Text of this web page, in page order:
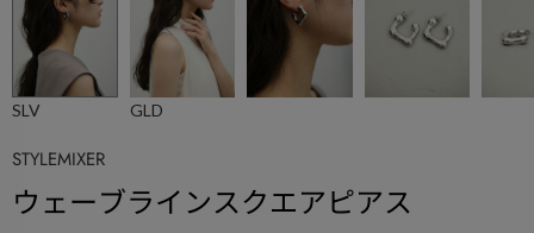
SLV GLD
STYLEMIXER
ウェーブラインスクエアピアス